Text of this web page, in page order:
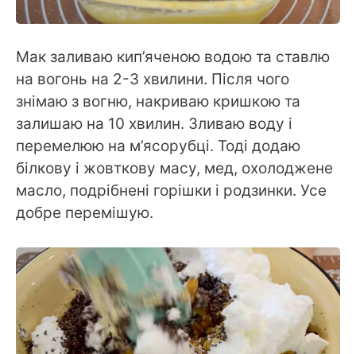
Мак заливаю кип’яченою водою та ставлю
на вогонь на 2-3 хвилини. Після чого
знімаю з вогню, накриваю кришкою та
залишаю на 10 хвилин. Зливаю воду і
перемелюю на м’ясорубці. Тоді додаю
білкову і жовткову масу, мед, охолоджене
масло, подрібнені горішки і родзинки. Усе
добре перемішую.